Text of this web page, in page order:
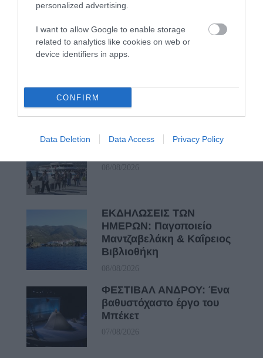
personalized advertising.
I want to allow Google to enable storage
related to analytics like cookies on web or
device identifiers in apps.
CONFIRM
Data Deletion Data Access Privacy Policy
Η νεολαία της Άνδρου είναι εδώ. Χρειάζεται όμως
ευκαιρίες για να φανεί.
ΡΑΦΗΝΑ – ΘΕΟΥΤΑ σημειώσατε…
Πρόσφατα Άρθρα
Γιατί οι Τούρκοι συρρέουν
08/08/2026
ΕΚΔΗΛΩΣΕΙΣ ΤΩΝ
ΗΜΕΡΩΝ: Παγοποιείο
Μαντζαβελάκη & Καΐρειος
Βιβλιοθήκη
08/08/2026
ΦΕΣΤΙΒΑΛ ΑΝΔΡΟΥ: Ένα
βαθυστόχαστο έργο του
Μπέκετ
07/08/2026